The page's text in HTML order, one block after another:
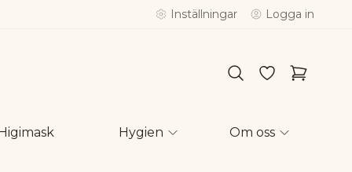
Inställningar Logga in
Hygien Om oss